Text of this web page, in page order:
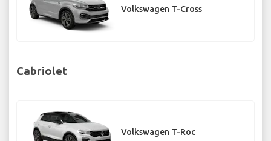
Volkswagen T-Cross
Cabriolet
Volkswagen T-Roc